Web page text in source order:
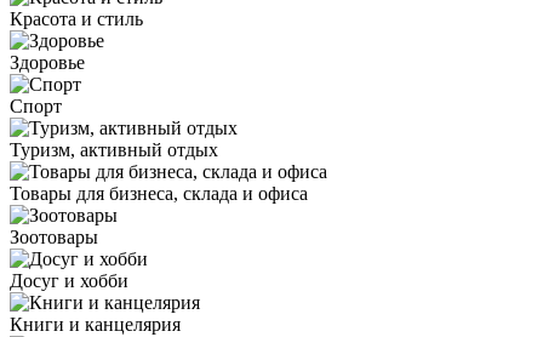
Красота и стиль
Здоровье
Спорт
Туризм, активный отдых
Товары для бизнеса, склада и офиса
Зоотовары
Досуг и хобби
Книги и канцелярия